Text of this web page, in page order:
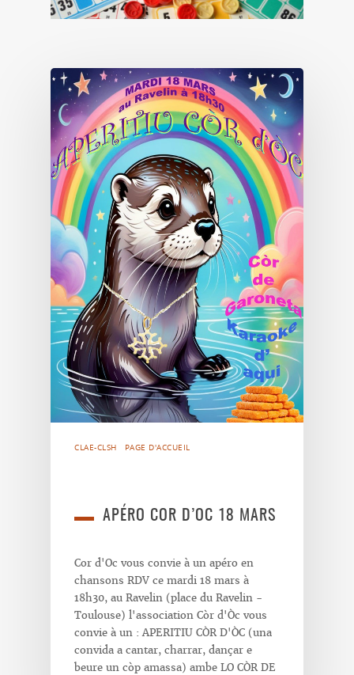
CLAE-CLSH PAGE D'ACCUEIL
APÉRO COR D’OC 18 MARS
Cor d'Oc vous convie à un apéro en
chansons RDV ce mardi 18 mars à
18h30, au Ravelin (place du Ravelin -
Toulouse) l'association Còr d'Òc vous
convie à un : APERITIU CÒR D'ÒC (una
convida a cantar, charrar, dançar e
beure un còp amassa) ambe LO CÒR DE